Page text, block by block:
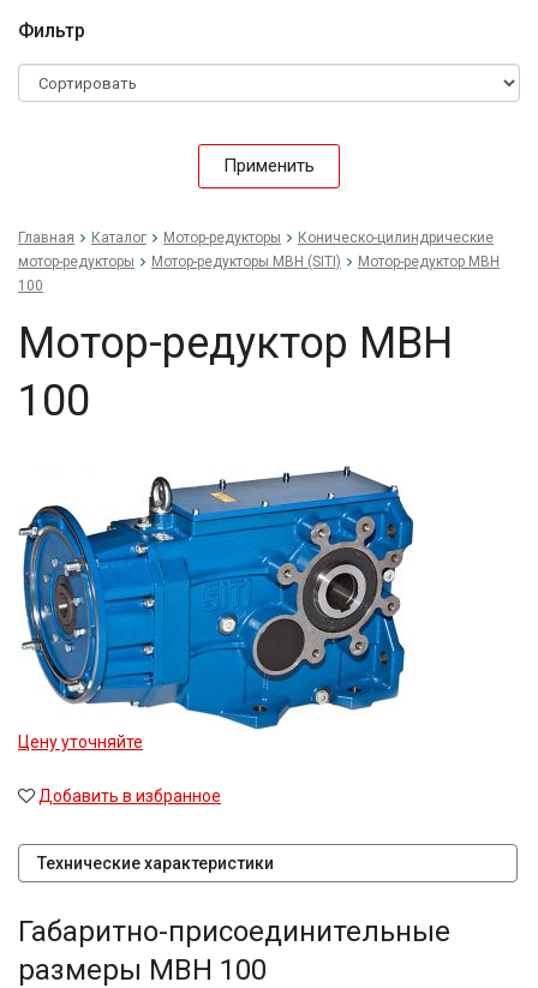
Фильтр
Применить
Главная Каталог Мотор-редукторы
Коническо-цилиндрические
мотор-редукторы
Мотор-редукторы MBH (SITI)
Мотор-редуктор MBH
100
Мотор-редуктор MBH
100
Цену уточняйте
Добавить в избранное
Технические характеристики
Габаритно-присоединительные
размеры MBH 100